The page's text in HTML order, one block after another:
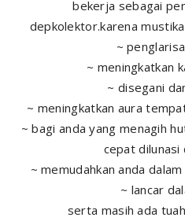
bekerja sebagai
depkolektor.karena
~
~ meningkatkan
~ disegani
~ meningkatkan aura
~ bagi anda yang menagih
cepat dilunasi
~ memudahkan anda
~ lancar
serta masih ada